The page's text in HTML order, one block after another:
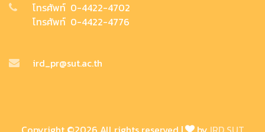
โทรศัพท์ 0-4422-4702
โทรศัพท์ 0-4422-4776
ird_pr@sut.ac.th